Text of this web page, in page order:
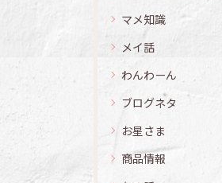
マメ知識
メイ話
わんわーん
ブログネタ
お星さま
商品情報